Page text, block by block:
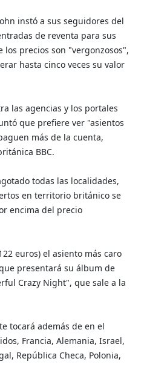
instó a sus seguidores del
de reventa para sus
precios son "vergonzosos",
hasta cinco veces su valor
las agencias y los portales
que prefiere ver "asientos
más de la cuenta,
BBC.
todas las localidades,
en territorio británico se
encima del precio
euros) el asiento más caro
presentará su álbum de
Crazy Night", que sale a la
tocará además de en el
Francia, Alemania, Israel,
República Checa, Polonia,